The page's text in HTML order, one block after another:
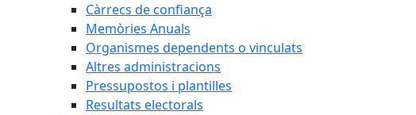
Càrrecs de confiança
Memòries Anuals
Organismes dependents o vinculats
Altres administracions
Pressupostos i plantilles
Resultats electorals